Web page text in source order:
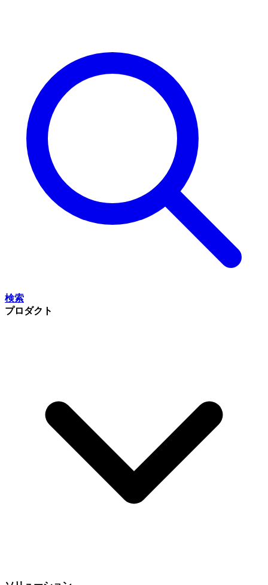
検索
プロダクト